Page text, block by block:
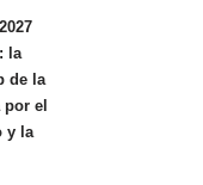
la
de la
el
y la